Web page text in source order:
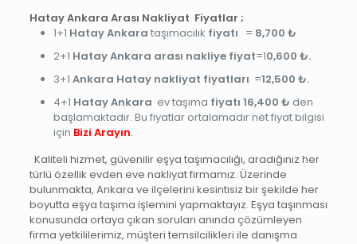
Hatay Ankara Arası Nakliyat Fiyatlar ;
1+1 Hatay Ankara taşımacılık fiyatı = 8,700 ₺
2+1 HatayAnkara arası nakliye fiyat=10,600 ₺.
3+1 Ankara Hatay nakliyat fiyatları =12,500 ₺.
4+1 HatayAnkara ev taşıma fiyatı 16,400 ₺ den
başlamaktadır. Bu fiyatlar ortalamadır net fiyat bilgisi
için Bizi Arayın.
Kaliteli hizmet, güvenilir eşya taşımacılığı, aradığınız her
türlü özellik evden eve nakliyat firmamız. Üzerinde
bulunmakta, Ankara ve ilçelerini kesintisiz bir şekilde her
boyutta eşya taşıma işlemini yapmaktayız. Eşya taşınması
konusunda ortaya çıkan soruları anında çözümleyen
firma yetkililerimiz, müşteri temsilcilikleri ile danışma